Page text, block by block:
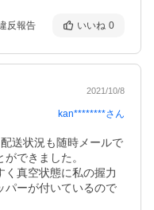
反報告 いいね 0
2021/10/8
kan********さん
送状況も随時メールで
できました。
く真空状態に私の握力
パーが付いているので